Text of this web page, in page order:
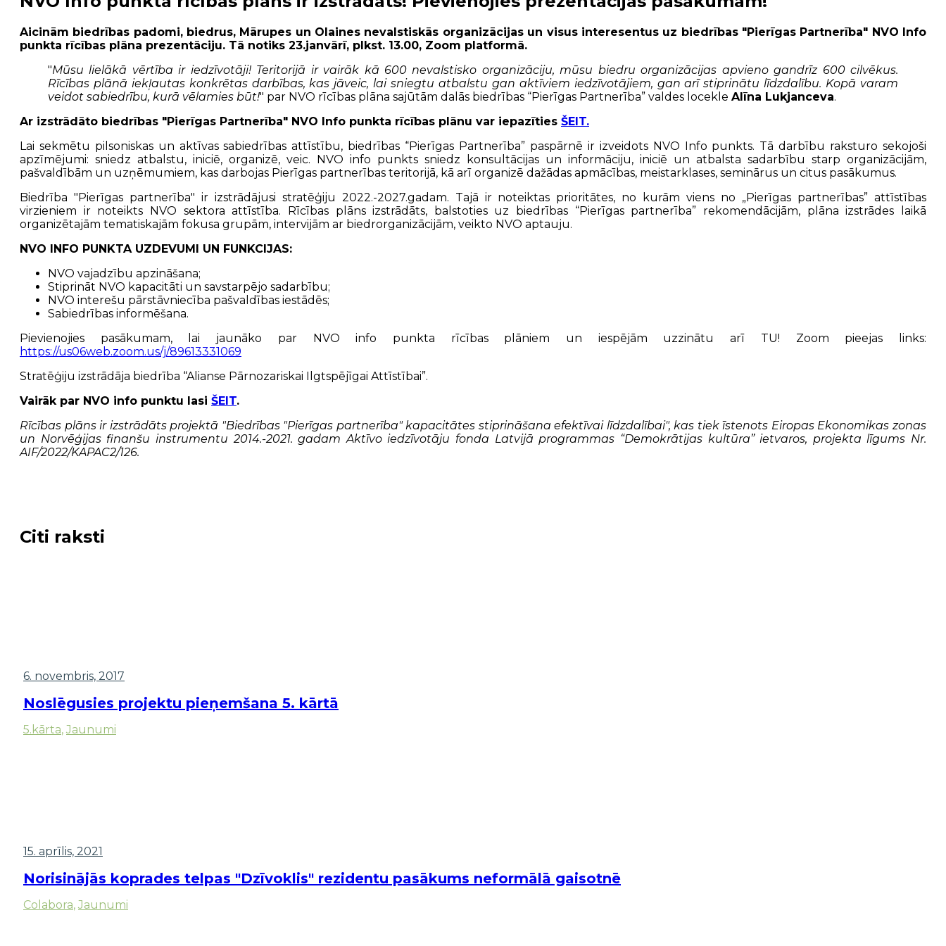
Aicinām biedrības padomi, biedrus, Mārupes un Olaines nevalstiskās organizācijas un visus interesentus uz biedrības "Pierīgas Partnerība" NVO Info
punkta rīcības plāna prezentāciju. Tā notiks 23.janvārī, plkst. 13.00, Zoom platformā.
"Mūsu lielākā vērtība ir iedzīvotāji! Teritorijā ir vairāk kā 600 nevalstisko organizāciju, mūsu biedru organizācijas apvieno gandrīz 600 cilvēkus.
Rīcības plānā iekļautas konkrētas darbības, kas jāveic, lai sniegtu atbalstu gan aktīviem iedzīvotājiem, gan arī stiprinātu līdzdalību. Kopā varam
veidot sabiedrību, kurā vēlamies būt!" par NVO rīcības plāna sajūtām dalās biedrības “Pierīgas Partnerība” valdes locekle Alīna Lukjanceva.
Ar izstrādāto biedrības "Pierīgas Partnerība" NVO Info punkta rīcības plānu var iepazīties ŠEIT.
Lai sekmētu pilsoniskas un aktīvas sabiedrības attīstību, biedrības “Pierīgas Partnerība” paspārnē ir izveidots NVO Info punkts. Tā darbību raksturo sekojoši
apzīmējumi: sniedz atbalstu, iniciē, organizē, veic. NVO info punkts sniedz konsultācijas un informāciju, iniciē un atbalsta sadarbību starp organizācijām,
pašvaldībām un uzņēmumiem, kas darbojas Pierīgas partnerības teritorijā, kā arī organizē dažādas apmācības, meistarklases, seminārus un citus pasākumus.
Biedrība "Pierīgas partnerība" ir izstrādājusi stratēģiju 2022.-2027.gadam. Tajā ir noteiktas prioritātes, no kurām viens no „Pierīgas partnerības” attīstības
virzieniem ir noteikts NVO sektora attīstība. Rīcības plāns izstrādāts, balstoties uz biedrības “Pierīgas partnerība” rekomendācijām, plāna izstrādes laikā
organizētajām tematiskajām fokusa grupām, intervijām ar biedrorganizācijām, veikto NVO aptauju.
NVO INFO PUNKTA UZDEVUMI UN FUNKCIJAS:
NVO vajadzību apzināšana;
Stiprināt NVO kapacitāti un savstarpējo sadarbību;
NVO interešu pārstāvniecība pašvaldības iestādēs;
Sabiedrības informēšana.
Pievienojies pasākumam, lai jaunāko par NVO info punkta rīcības plāniem un iespējām uzzinātu arī TU! Zoom pieejas links:
https://us06web.zoom.us/j/89613331069
Stratēģiju izstrādāja biedrība “Alianse Pārnozariskai Ilgtspējīgai Attīstībai”.
Vairāk par NVO info punktu lasi ŠEIT.
Rīcības plāns ir izstrādāts projektā "Biedrības "Pierīgas partnerība" kapacitātes stiprināšana efektīvai līdzdalībai", kas tiek īstenots Eiropas Ekonomikas zonas
un Norvēģijas finanšu instrumentu 2014.-2021. gadam Aktīvo iedzīvotāju fonda Latvijā programmas “Demokrātijas kultūra” ietvaros, projekta līgums Nr.
AIF/2022/KAPAC2/126.
Citi raksti
6. novembris, 2017
Noslēgusies projektu pieņemšana 5. kārtā
5.kārta, Jaunumi
15. aprīlis, 2021
Norisinājās koprades telpas "Dzīvoklis" rezidentu pasākums neformālā gaisotnē
Colabora, Jaunumi